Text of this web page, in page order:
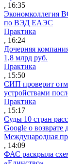
, 16:35
Экономколлегия
по ВЭД ЕАЭС
Практика
, 16:24
Дочерняя
1,8 млрд руб.
Практика
, 15:50
СИП проверит
устройствами
Практика
, 15:17
Суды 10 стран
Google о возврате
Международная
, 14:09
ФАС раскрыла